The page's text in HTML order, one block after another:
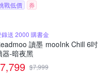
戰低價
券
錄送 2000 購書金
讀墨 mooInk Chill 6
器-暗夜黑
7,799 $7,999